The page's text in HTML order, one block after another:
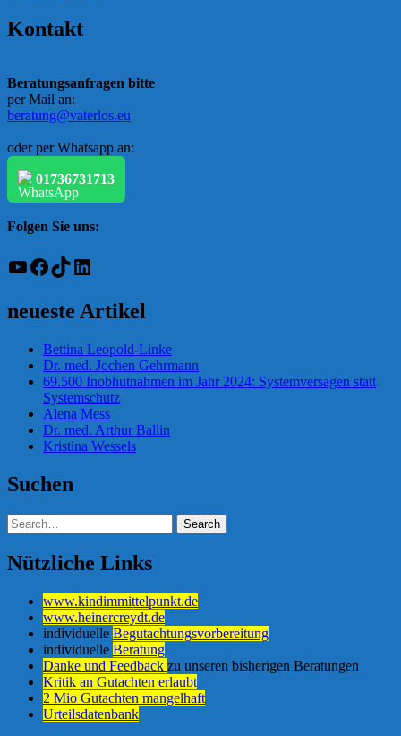
Kontakt
Beratungsanfragen bitte
per Mail an:
beratung@vaterlos.eu
oder per Whatsapp an:
01736731713
Folgen Sie uns:
YouTube
Facebook
TikTokLinkedIn
neueste Artikel
Bettina Leopold-Linke
Dr. med. Jochen Gehrmann
69.500 Inobhutnahmen im Jahr 2024: Systemversagen statt
Systemschutz
Alena Mess
Dr. med. Arthur Ballin
Kristina Wessels
Suchen
Nützliche Links
www.kindimmittelpunkt.de
www.heinercreydt.de
individuelle Begutachtungsvorbereitung
individuelle Beratung
Danke und Feedback zu unseren bisherigen Beratungen
Kritik an Gutachten erlaubt
2 Mio Gutachten mangelhaft
Urteilsdatenbank